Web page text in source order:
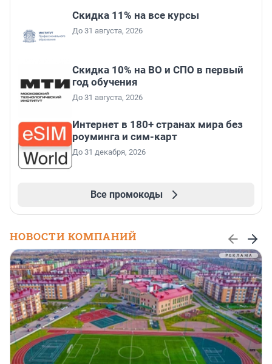
Скидка 11% на все курсы
До 31 августа, 2026
Скидка 10% на ВО и СПО в первый
год обучения
До 31 августа, 2026
Интернет в 180+ странах мира без
роуминга и сим-карт
До 31 декабря, 2026
Все промокоды
НОВОСТИ КОМПАНИЙ